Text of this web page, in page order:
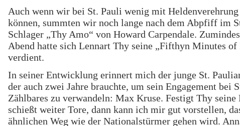
Auch wenn wir bei St. Pauli wenig mit Heldenverehrung
können, summten wir noch lange nach dem Abpfiff im
Schlager „Thy Amo“ von Howard Carpendale.
Abend hatte sich Lennart Thy seine „Fifthyn Minutes of
verdient.
In seiner Entwicklung erinnert mich der junge St.
der auch zwei Jahre brauchte, um sein Engagement bei
Zählbares zu verwandeln: Max Kruse. Festigt Thy seine
schießt weiter Tore, dann kann ich mir gut vorstellen,
ähnlichen Weg wie der Nationalstürmer gehen wird.